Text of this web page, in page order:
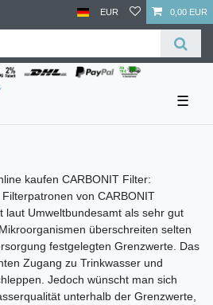
EUR 0,00 EUR
☰
kaufen CARBONIT Filter:
von CARBONIT
laut Umweltbundesamt als sehr gut
überschreiten selten
festgelegten Grenzwerte. Das
Zugang zu Trinkwasser und
Jedoch wünscht man sich
unterhalb der Grenzwerte,